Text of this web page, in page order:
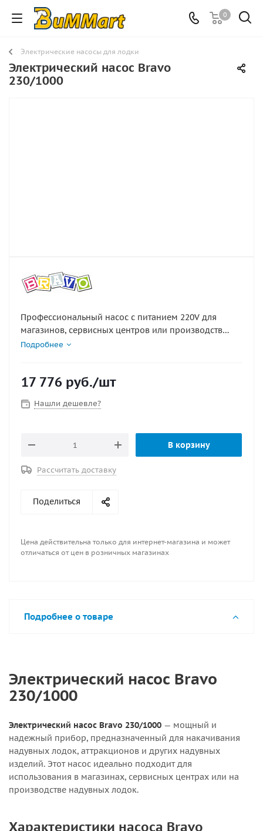
0
Электрические насосы для лодки
Электрический насос Bravo
230/1000
Профессиональный насос с питанием 220V для
магазинов, сервисных центров или производств
надувных лодок. Способен как накачивать, так и
ремень для переноски через плечо и набор
Подробнее
17 776 руб./шт
Нашли дешевле?
В корзину
Рассчитать доставку
Поделиться
Цена действительна только для интернет-магазина и может
отличаться от цен в розничных магазинах
Подробнее о товаре
Электрический насос Bravo
230/1000
Электрический насос Bravo 230/1000 — мощный и
надежный прибор, предназначенный для накачивания
надувных лодок, аттракционов и других надувных
изделий. Этот насос идеально подходит для
использования в магазинах, сервисных центрах или на
производстве надувных лодок.
Характеристики насоса Bravo